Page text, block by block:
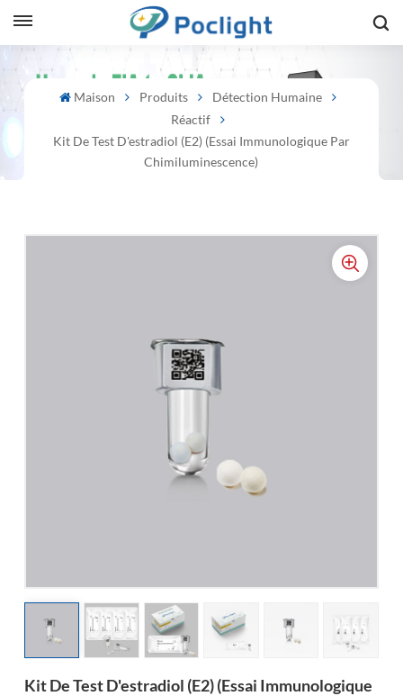
Maison Produits
Détection Humaine
Réactif
Kit De Test D'estradiol (E2) (essai Immunologique Par
Chimiluminescence)
Kit De Test D'estradiol (E2) (essai Immunologique